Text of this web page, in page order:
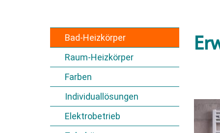
Bad-Heizkörper
Raum-Heizkörper
Farben
Individuallösungen
Elektrobetrieb